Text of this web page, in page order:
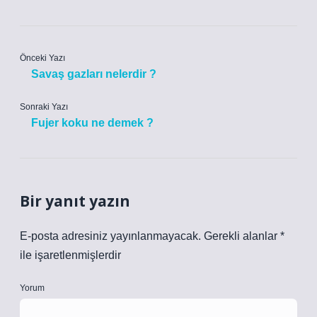
Önceki Yazı
Savaş gazları nelerdir ?
Sonraki Yazı
Fujer koku ne demek ?
Bir yanıt yazın
E-posta adresiniz yayınlanmayacak. Gerekli alanlar *
ile işaretlenmişlerdir
Yorum